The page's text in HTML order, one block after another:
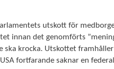
utskott för
innan det genomförts
krocka. Utskottet
fortfarande saknar en